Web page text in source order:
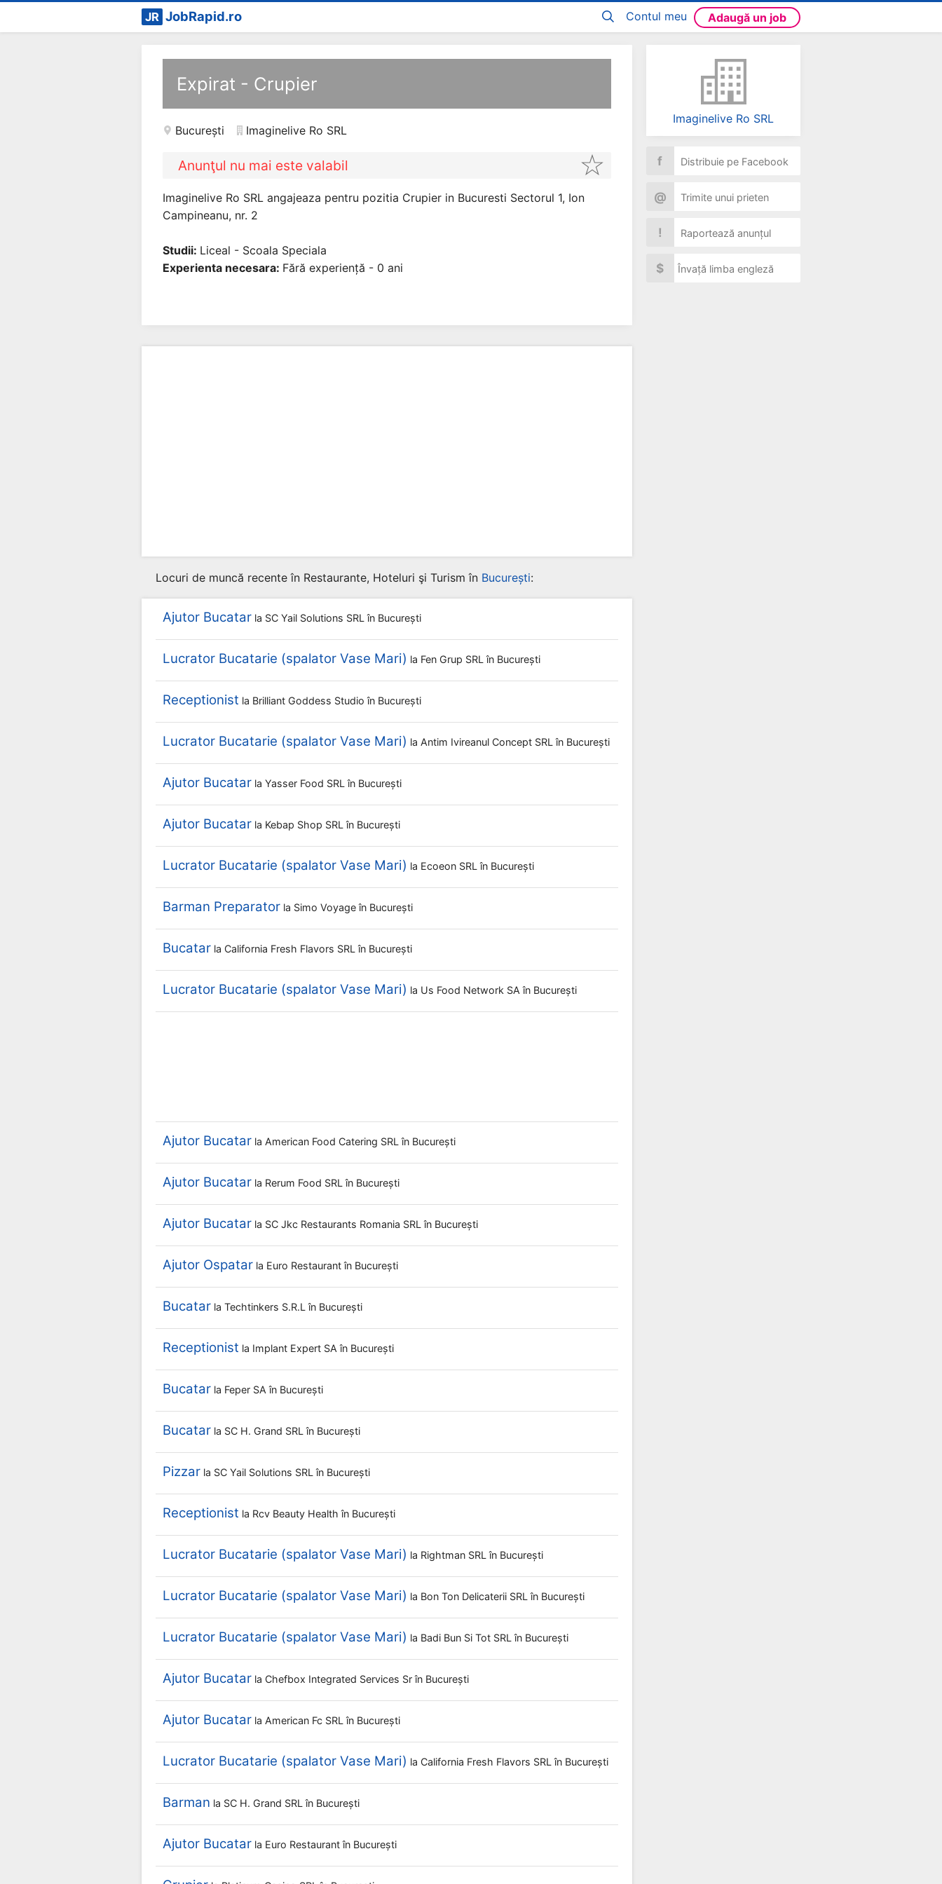
Contul meu Adaugă un job
JR JobRapid.ro
Expirat - Crupier
București Imaginelive Ro SRL
Anunţul nu mai este valabil
Imaginelive Ro SRL angajeaza pentru pozitia Crupier in Bucuresti Sectorul 1, Ion
Campineanu, nr. 2
Studii: Liceal - Scoala Speciala
Experienta necesara: Fără experiență - 0 ani
Imaginelive Ro SRL
f Distribuie pe Facebook
@ Trimite unui prieten
! Raportează anunțul
$ Învață limba engleză
Locuri de muncă recente în Restaurante, Hoteluri şi Turism în București:
Ajutor Bucatar la SC Yail Solutions SRL în București
Lucrator Bucatarie (spalator Vase Mari) la Fen Grup SRL în București
Receptionist la Brilliant Goddess Studio în București
Lucrator Bucatarie (spalator Vase Mari) la Antim Ivireanul Concept SRL în București
Ajutor Bucatar la Yasser Food SRL în București
Ajutor Bucatar la Kebap Shop SRL în București
Lucrator Bucatarie (spalator Vase Mari) la Ecoeon SRL în București
Barman Preparator la Simo Voyage în București
Bucatar la California Fresh Flavors SRL în București
Lucrator Bucatarie (spalator Vase Mari) la Us Food Network SA în București
Ajutor Bucatar la American Food Catering SRL în București
Ajutor Bucatar la Rerum Food SRL în București
Ajutor Bucatar la SC Jkc Restaurants Romania SRL în București
Ajutor Ospatar la Euro Restaurant în București
Bucatar la Techtinkers S.r.l în București
Receptionist la Implant Expert SA în București
Bucatar la Feper SA în București
Bucatar la SC H. Grand SRL în București
Pizzar la SC Yail Solutions SRL în București
Receptionist la Rcv Beauty Health în București
Lucrator Bucatarie (spalator Vase Mari) la Rightman SRL în București
Lucrator Bucatarie (spalator Vase Mari) la Bon Ton Delicaterii SRL în București
Lucrator Bucatarie (spalator Vase Mari) la Badi Bun Si Tot SRL în București
Ajutor Bucatar la Chefbox Integrated Services Sr în București
Ajutor Bucatar la American Fc SRL în București
Lucrator Bucatarie (spalator Vase Mari) la California Fresh Flavors SRL în București
Barman la SC H. Grand SRL în București
Ajutor Bucatar la Euro Restaurant în București